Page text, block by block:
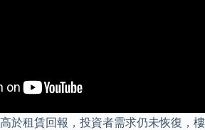
於租賃回報，投資者需求仍未恢復，樓